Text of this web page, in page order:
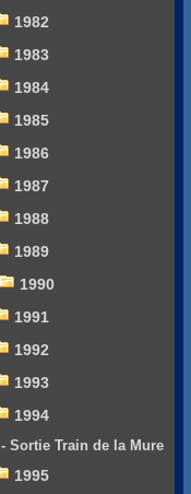
1982
1983
1984
1985
1986
1987
1988
1989
1990
1991
1992
1993
1994
- Sortie Train de la Mure
1995